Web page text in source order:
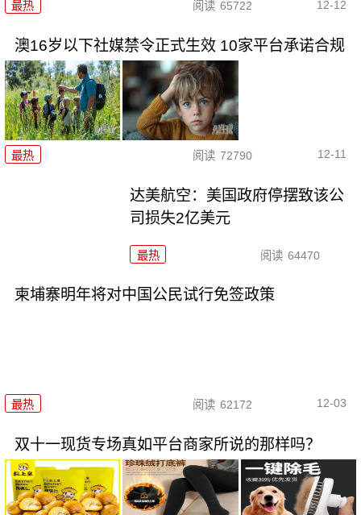
最热 阅读 65722 12-12
澳16岁以下社媒禁令正式生效 10家平台承诺合规
最热 阅读 72790 12-11
达美航空：美国政府停摆致该公
司损失2亿美元
最热 阅读 64470
柬埔寨明年将对中国公民试行免签政策
最热 阅读 62172 12-03
双十一现货专场真如平台商家所说的那样吗？